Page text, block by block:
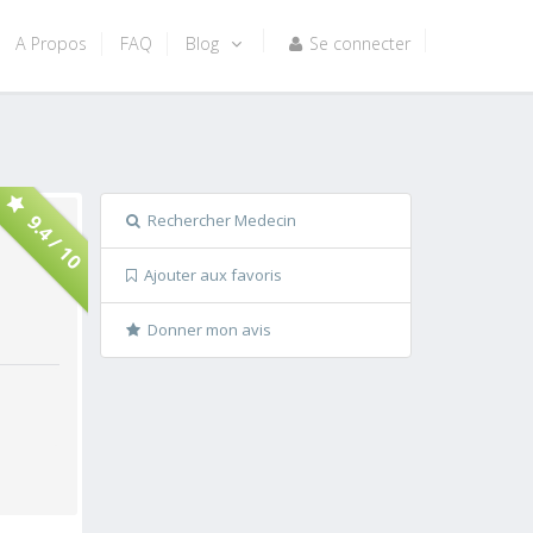
A Propos FAQ Blog Se connecter
9.4 / 10 Rechercher Medecin
Ajouter aux favoris
Donner mon avis